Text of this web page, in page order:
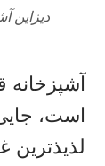
دیزاین
آشپزخانه
است،
لذیذترین